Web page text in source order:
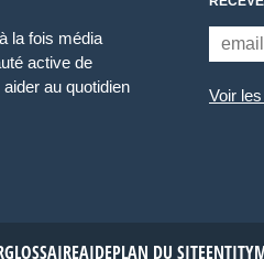
la fois média
active de
au quotidien
Voir
GLOSSAIREAIDEPLAN DU SITE